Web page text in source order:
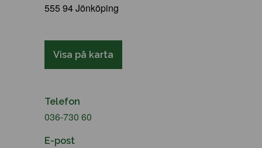
555 94 Jönköping
Visa på karta
Telefon
036-730 60
E-post